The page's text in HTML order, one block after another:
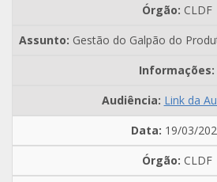
CLDF
Gestão do Galpão do
Link da
19/03/
CLDF